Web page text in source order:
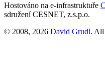
Hostováno na e-infrastruktuře
sdružení CESNET, z.s.p.o.
© 2008, 2026 David Grudl. All